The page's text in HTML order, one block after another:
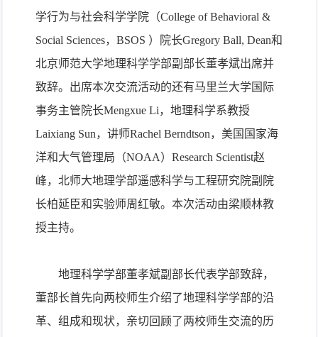
学行为与社会科学学院（College of Behavioral &
Social Sciences， BSOS ）院长Gregory Ball, Dean和
北京师范大学地理科学学部副部长董孝斌出席并
致辞。出席本次交流活动的还有马里兰大学国际
事务主管院长Mengxue Li，地理科学系教授
Laixiang Sun，讲师Rachel Berndtson，美国国家海
洋和大气管理局（NOAA） Research Scientist赵
峰，北师大地理学部遥感科学与工程研究院副院
长柏延臣和实验师周红敏。本次活动由梁顺林教
授主持。
地理科学学部董孝斌副部长代表学部致辞，
董部长首先向两校师生介绍了地理科学学部的沿
革、组成和现状，亲切回顾了两校师生交流的历